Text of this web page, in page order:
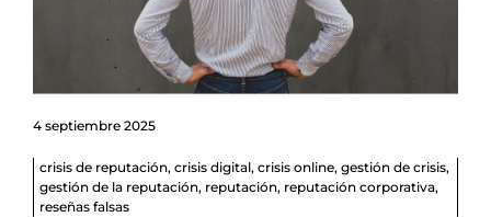
4 septiembre 2025
crisis de reputación, crisis digital, crisis online, gestión de crisis,
gestión de la reputación, reputación, reputación corporativa,
reseñas falsas